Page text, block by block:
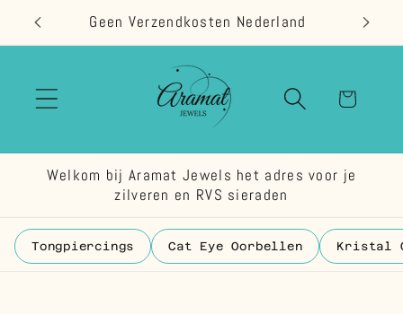
naar de
content
Geen Verzendkosten Nederland
Welkom bij Aramat Jewels het adres voor je
zilveren en RVS sieraden
Tongpiercings Cat Eye Oorbellen Kristal